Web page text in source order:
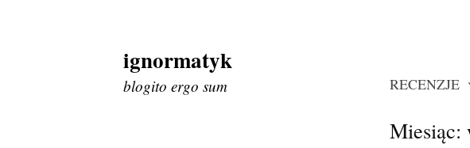
Skip
to
content
ignormatyk
blogito ergo sum RECENZJE
Miesiąc: